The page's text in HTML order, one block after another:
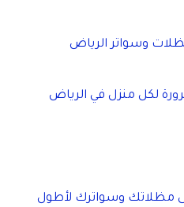
على مظلاتك وسواترك لأطول